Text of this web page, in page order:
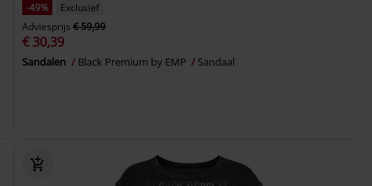
-49%
Exclusief
Adviesprijs € 59,99
€ 30,39
Sandalen Black Premium by EMP Sandaal